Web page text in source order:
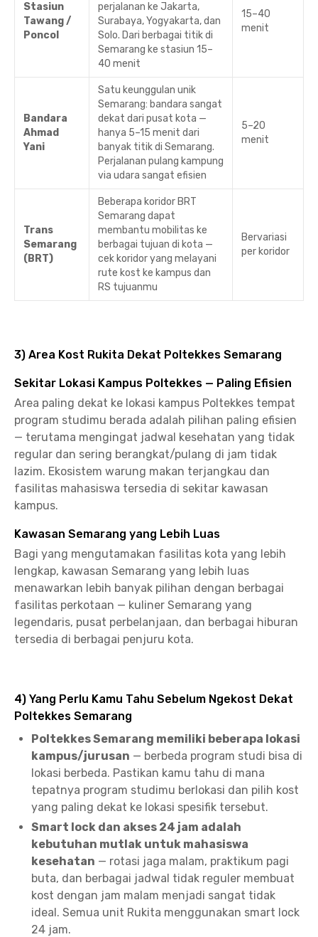
Stasiun
Tawang /
Poncol
perjalanan ke Jakarta,
Surabaya, Yogyakarta, dan
Solo. Dari berbagai titik di
Semarang ke stasiun 15–
40 menit
15–40
menit
Bandara
Ahmad
Yani
Satu keunggulan unik
Semarang: bandara sangat
dekat dari pusat kota —
hanya 5–15 menit dari
banyak titik di Semarang.
Perjalanan pulang kampung
via udara sangat efisien
5–20
menit
Trans
Semarang
(BRT)
Beberapa koridor BRT
Semarang dapat
membantu mobilitas ke
berbagai tujuan di kota —
cek koridor yang melayani
rute kost ke kampus dan
RS tujuanmu
Bervariasi
per koridor
3) Area Kost Rukita Dekat Poltekkes Semarang
Sekitar Lokasi Kampus Poltekkes — Paling Efisien
Area paling dekat ke lokasi kampus Poltekkes tempat
program studimu berada adalah pilihan paling efisien
— terutama mengingat jadwal kesehatan yang tidak
regular dan sering berangkat/pulang di jam tidak
lazim. Ekosistem warung makan terjangkau dan
fasilitas mahasiswa tersedia di sekitar kawasan
kampus.
Kawasan Semarang yang Lebih Luas
Bagi yang mengutamakan fasilitas kota yang lebih
lengkap, kawasan Semarang yang lebih luas
menawarkan lebih banyak pilihan dengan berbagai
fasilitas perkotaan — kuliner Semarang yang
legendaris, pusat perbelanjaan, dan berbagai hiburan
tersedia di berbagai penjuru kota.
4) Yang Perlu Kamu Tahu Sebelum Ngekost Dekat
Poltekkes Semarang
Poltekkes Semarang memiliki beberapa lokasi
kampus/jurusan — berbeda program studi bisa di
lokasi berbeda. Pastikan kamu tahu di mana
tepatnya program studimu berlokasi dan pilih kost
yang paling dekat ke lokasi spesifik tersebut.
Smart lock dan akses 24 jam adalah
kebutuhan mutlak untuk mahasiswa
kesehatan — rotasi jaga malam, praktikum pagi
buta, dan berbagai jadwal tidak reguler membuat
kost dengan jam malam menjadi sangat tidak
ideal. Semua unit Rukita menggunakan smart lock
24 jam.